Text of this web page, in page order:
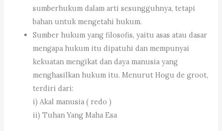
sumberhukum dalam arti sesungguhnya, tetapi
bahan untuk mengetahi hukum.
Sumber hukum yang filosofis, yaitu asas atau dasar
mengapa hukum itu dipatuhi dan mempunyai
kekuatan mengikat dan daya manusia yang
menghasilkan hukum itu. Menurut Hogu de groot,
terdiri dari:
i) Akal manusia ( redo )
ii) Tuhan Yang Maha Esa